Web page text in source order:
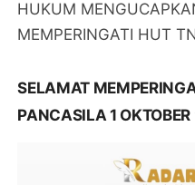
HUKUM
MEMPERINGATI HUT
SELAMAT
PANCASILA 1